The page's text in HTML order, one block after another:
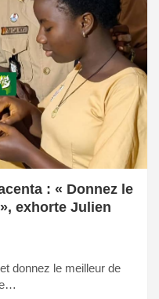
: « Donnez le
exhorte Julien
donnez le meilleur de